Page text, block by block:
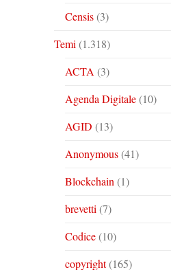
Censis(3)
Temi (1.318)
ACTA (3)
Agenda Digitale(10)
AGID (13)
Anonymous(41)
Blockchain (1)
brevetti (7)
Codice(10)
copyright(165)